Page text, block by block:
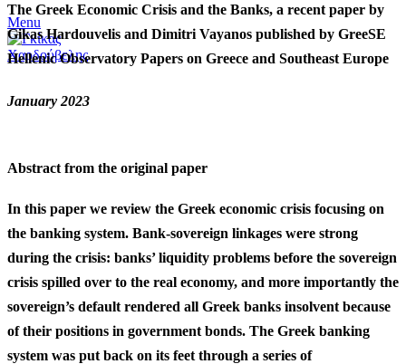
Menu
The Greek Economic Crisis and the Banks, a recent paper by
Gikas Hardouvelis and Dimitri Vayanos published by GreeSE
Hellenic Observatory Papers on Greece and Southeast Europe
January 2023
Abstract from the original paper
In this paper we review the Greek economic crisis focusing on
the banking system. Bank-sovereign linkages were strong
during the crisis: banks’ liquidity problems before the sovereign
crisis spilled over to the real economy, and more importantly the
sovereign’s default rendered all Greek banks insolvent because
of their positions in government bonds. The Greek banking
system was put back on its feet through a series of